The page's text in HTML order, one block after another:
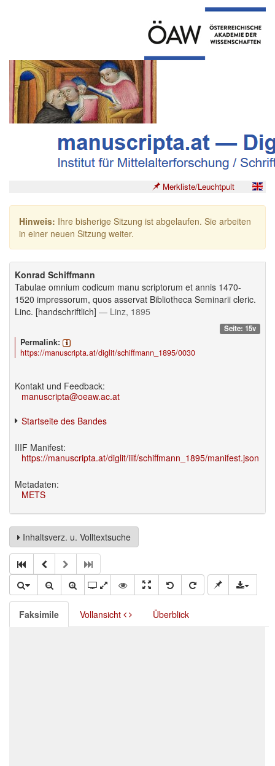
Merkliste/Leuchtpult
Hinweis: Ihre bisherige Sitzung ist abgelaufen. Sie arbeiten
in einer neuen Sitzung weiter.
Konrad Schiffmann
Tabulae omnium codicum manu scriptorum et annis 1470-
1520 impressorum, quos asservat Bibliotheca Seminarii cleric.
Linc. [handschriftlich] — Linz, 1895
Seite: 15v
Permalink:
https://manuscripta.at/diglit/schiffmann_1895/0030
Kontakt und Feedback:
manuscripta@oeaw.ac.at
Startseite des Bandes
IIIF Manifest:
https://manuscripta.at/diglit/iiif/schiffmann_1895/manifest.json
Metadaten:
METS
Inhaltsverz. u. Volltextsuche
Faksimile Vollansicht Überblick